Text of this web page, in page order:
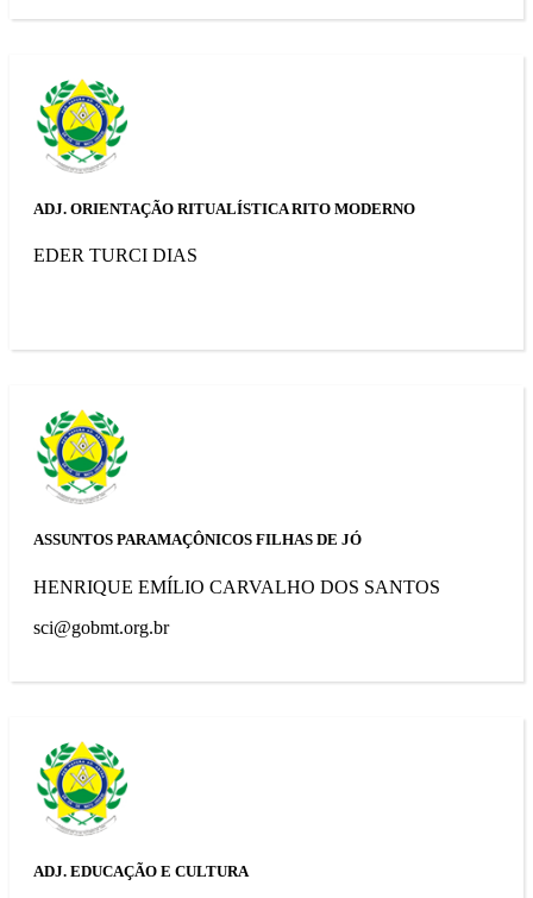
ADJ. ORIENTAÇÃO RITUALÍSTICA RITO MODERNO
EDER TURCI DIAS
ASSUNTOS PARAMAÇÔNICOS FILHAS DE JÓ
HENRIQUE EMÍLIO CARVALHO DOS SANTOS
sci@gobmt.org.br
ADJ. EDUCAÇÃO E CULTURA